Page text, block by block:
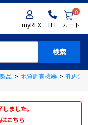
myREX TEL
0
カート
品 > 地質調査機器 > 孔内測
ました。
こちら